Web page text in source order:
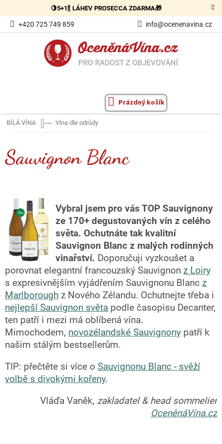
obsah
🍋5+1🍾 LÁHEV PROSECCA ZDARMA🎁
+420 725 749 859 info@ocenenavina.cz
NÁKUPNÍ
Prázdný košík
BÍLÁ VÍNA Vína dle odrůdy
Sauvignon Blanc
Vybral jsem pro vás TOP Sauvignony
ze 170+ degustovaných vín z celého
světa. Ochutnáte tak kvalitní
Sauvignon Blanc z malých rodinných
vinařství. Doporučuji vyzkoušet a
porovnat elegantní francouzský Sauvignon z Loiry
s expresivnějším vyjádřením Sauvignonu Blanc z
Marlborough z Nového Zélandu. Ochutnejte třeba i
nejlepší Sauvignon světa podle časopisu Decanter,
ten patří i mezi má oblíbená vína.
Mimochodem, novozélandské Sauvignony patří k
našim stálým bestsellerům.
TIP: přečtěte si více o Sauvignonu Blanc - svěží
volbě s divokými kořeny.
Vláďa Vaněk, zakladatel & head sommelier
OceněnáVína.cz